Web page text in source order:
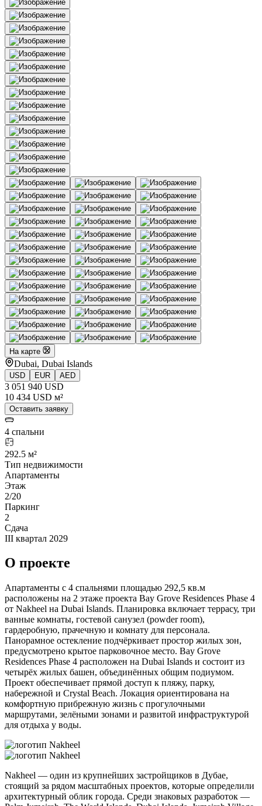
На карте
Dubai, Dubai Islands
USD EUR AED
3 051 940 USD
10 434 USD м²
Оставить заявку
4 спальни
292.5 м²
Тип недвижимости
Апартаменты
Этаж
2/20
Паркинг
2
Сдача
III квартал 2029
О проекте
Апартаменты с 4 спальнями площадью 292,5 кв.м
расположены на 2 этаже проекта Bay Grove Residences Phase 4
от Nakheel на Dubai Islands. Планировка включает террасу, три
ванные комнаты, гостевой санузел (powder room),
гардеробную, прачечную и комнату для персонала.
Панорамное остекление подчёркивает простор жилых зон,
предусмотрено крытое парковочное место. Bay Grove
Residences Phase 4 расположен на Dubai Islands и состоит из
четырёх жилых башен, объединённых общим подиумом.
Проект обеспечивает прямой доступ к пляжу, парку,
набережной и Crystal Beach. Локация ориентирована на
комфортную прибрежную жизнь с прогулочными
маршрутами, зелёными зонами и развитой инфраструктурой
для отдыха у воды.
Nakheel — один из крупнейших застройщиков в Дубае,
стоящий за рядом масштабных проектов, которые определили
архитектурный облик города. Среди знаковых разработок —